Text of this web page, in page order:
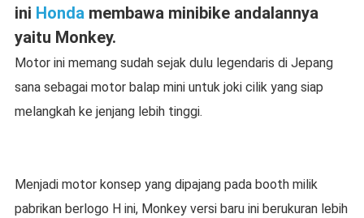
ini Hondamembawa minibike andalannya
yaitu Monkey.
Motor ini memang sudah sejak dulu legendaris di Jepang
sana sebagai motor balap mini untuk joki cilik yang siap
melangkah ke jenjang lebih tinggi.
Menjadi motor konsep yang dipajang pada booth milik
pabrikan berlogo H ini, Monkey versi baru ini berukuran lebih